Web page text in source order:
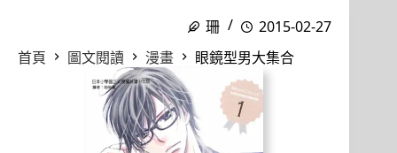
珊
2015-02-27
首頁
圖文閱讀 漫畫 眼鏡型男大集合